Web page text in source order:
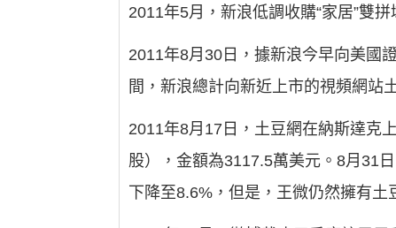
2011年5月，新浪低調收購“家居”雙
2011年8月30日，據新浪今早向美國
間，新浪總計向新近上市的視頻網站
2011年8月17日，土豆網在納斯達克
股），金額為3117.5萬美元。8月31
下降至8.6%，但是，王微仍然擁有